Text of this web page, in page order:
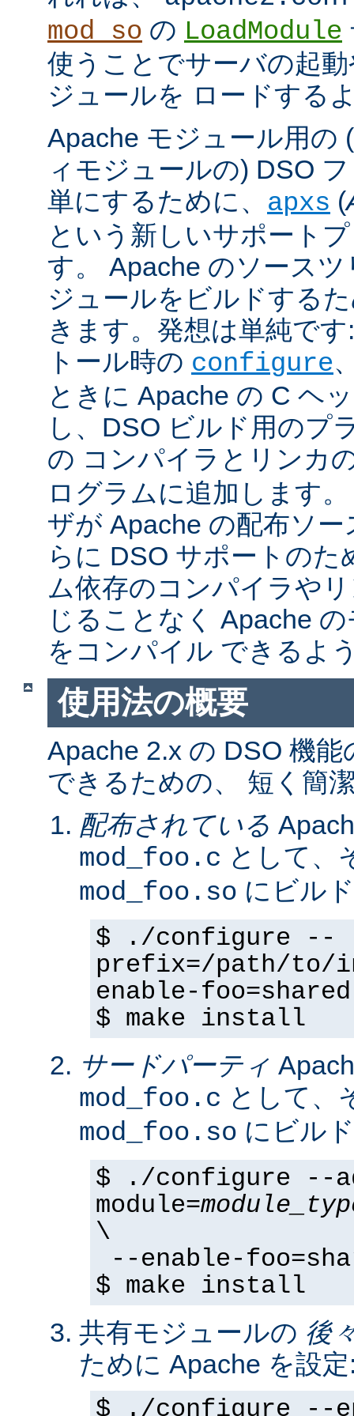
mod_so の LoadModule
使うことでサーバの起
ジュールを ロードする
Apache モジュール用の
ィモジュールの) DSO
単にするために、 apxs (
という新しいサポート
す。 Apache のソースツ
ジュールをビルドする
きます。発想は単純で
トール時の configure
ときに Apache の C ヘ
し、DSO ビルド用のプ
の コンパイラとリンカ
ログラムに追加します
ザが Apache の配布ソ
らに DSO サポートの
ム依存のコンパイラや
じることなく Apache
をコンパイル できるよ
使用法の概要
Apache 2.x の DSO 機
できるための、 短く簡
配布されている
mod_foo.c として、
mod_foo.so にビル
$ ./configure --
prefix=/path/
enable-foo=shared
$ make install
サードパーティ
mod_foo.c として、
mod_foo.so にビル
$ ./configure --
module=
\
--enable-
$ make install
共有モジュールの 後
ために Apache を設
$ ./configure --